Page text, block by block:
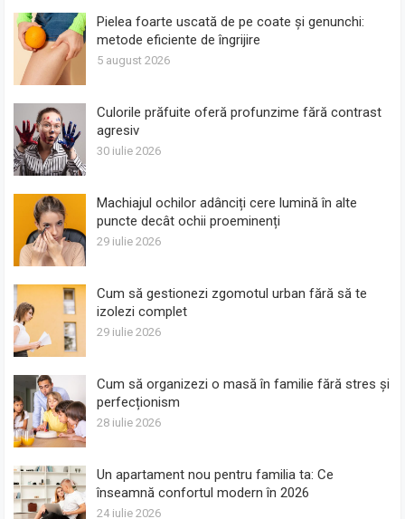
Pielea foarte uscată de pe coate și genunchi:
metode eficiente de îngrijire
5 august 2026
Culorile prăfuite oferă profunzime fără contrast
agresiv
30 iulie 2026
Machiajul ochilor adânciți cere lumină în alte
puncte decât ochii proeminenți
29 iulie 2026
Cum să gestionezi zgomotul urban fără să te
izolezi complet
29 iulie 2026
Cum să organizezi o masă în familie fără stres și
perfecționism
28 iulie 2026
Un apartament nou pentru familia ta: Ce
înseamnă confortul modern în 2026
24 iulie 2026